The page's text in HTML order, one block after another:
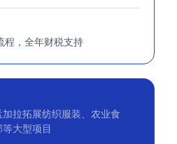
程，全年财税支持
拉拓展纺织服装、农业食
大型项目